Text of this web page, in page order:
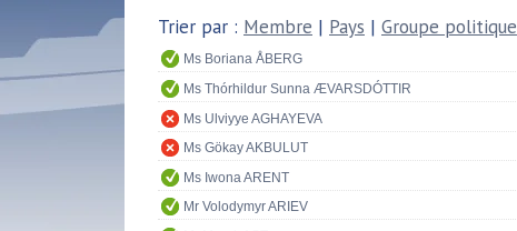
Trier par : Membre | Pays | Groupe politique
Ms Boriana ÅBERG
Ms Thórhildur Sunna ÆVARSDÓTTIR
Ms Ulviyye AGHAYEVA
Ms Gökay AKBULUT
Ms Iwona ARENT
Mr Volodymyr ARIEV